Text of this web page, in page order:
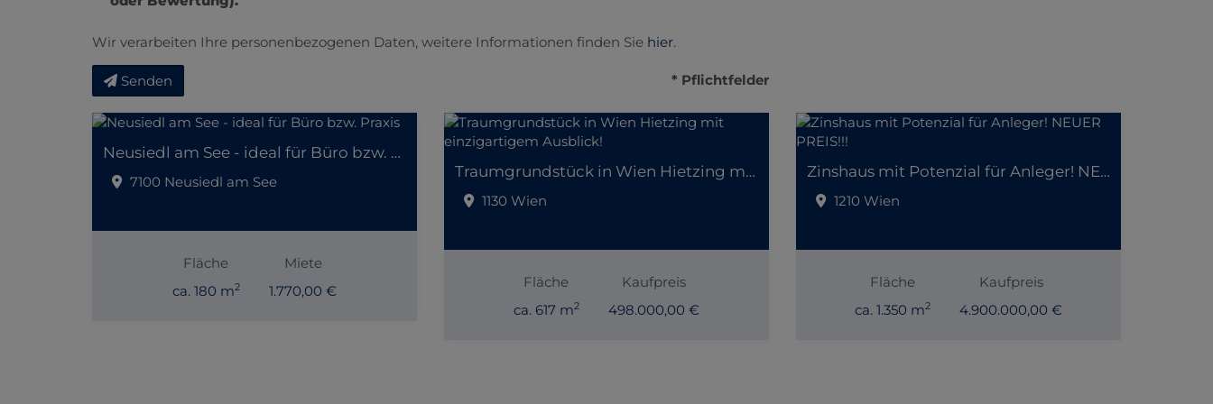
Wir verarbeiten Ihre personenbezogenen Daten, weitere Informationen finden Sie hier.
Senden * Pflichtfelder
Neusiedl am See - ideal für Büro bzw. Praxis
7100 Neusiedl am See
Fläche
ca. 180 m2
Miete
1.770,00 €
Traumgrundstück in Wien Hietzing mit einzigartigem Ausblick!
1130 Wien
Fläche
ca. 617 m2
Kaufpreis
498.000,00 €
Zinshaus mit Potenzial für Anleger! NEUER PREIS!!!
1210 Wien
Fläche
ca. 1.350 m2
Kaufpreis
4.900.000,00 €